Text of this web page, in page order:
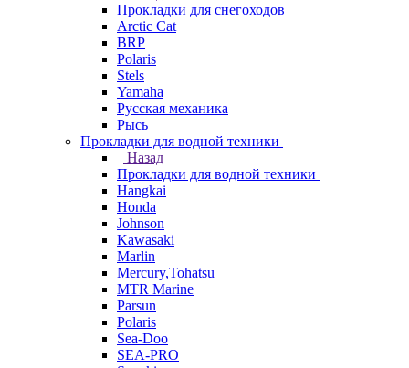
Прокладки для снегоходов
Arctic Cat
BRP
Polaris
Stels
Yamaha
Русская механика
Рысь
Прокладки для водной техники
Назад
Прокладки для водной техники
Hangkai
Honda
Johnson
Kawasaki
Marlin
Mercury,Tohatsu
MTR Marine
Parsun
Polaris
Sea-Doo
SEA-PRO